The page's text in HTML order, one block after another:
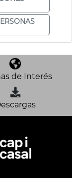
de Interés